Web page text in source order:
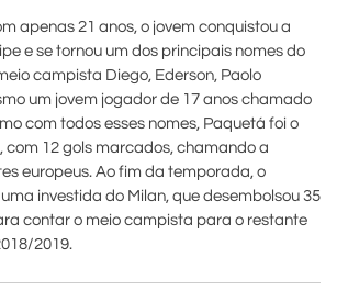
apenas 21 anos, o jovem conquistou a
e se tornou um dos principais nomes do
campista Diego, Ederson, Paolo
um jovem jogador de 17 anos chamado
com todos esses nomes, Paquetá foi o
com 12 gols marcados, chamando a
europeus. Ao fim da temporada, o
investida do Milan, que desembolsou 35
contar o meio campista para o restante
2019.